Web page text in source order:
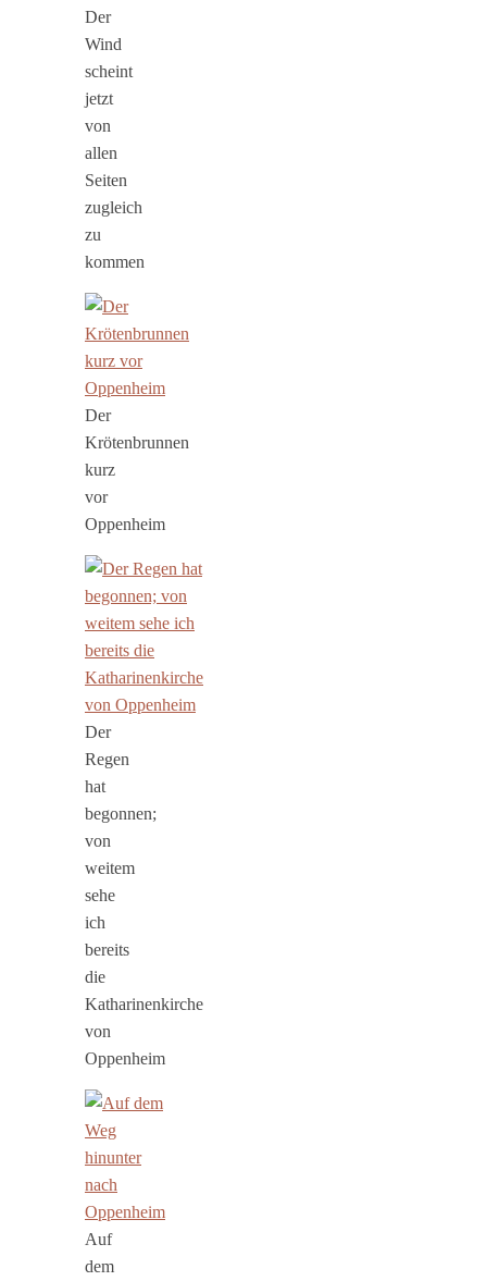
Der
Wind
scheint
jetzt
von
allen
Seiten
zugleich
zu
kommen
Der
Krötenbrunnen
kurz
vor
Oppenheim
Der
Regen
hat
begonnen;
von
weitem
sehe
ich
bereits
die
Katharinenkirche
von
Oppenheim
Auf
dem